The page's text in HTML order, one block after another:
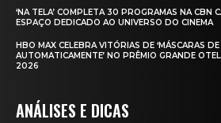
‘NA TELA’ COMPLETA 30 PROGRAMAS NA CBN
ESPAÇO DEDICADO AO UNIVERSO DO CINEMA
HBO MAX CELEBRA VITÓRIAS DE ‘MÁSCARAS
AUTOMATICAMENTE’ NO PRÊMIO GRANDE
2026
ANÁLISES E DICAS